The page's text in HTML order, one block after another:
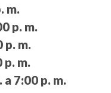
m.
p. m.
p. m.
p. m.
a 7:00 p. m.